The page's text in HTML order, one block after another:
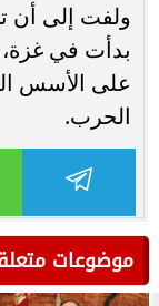
ولفت إلى أن
بدأت في غزة،
على الأسس
الحرب.
موضوعات